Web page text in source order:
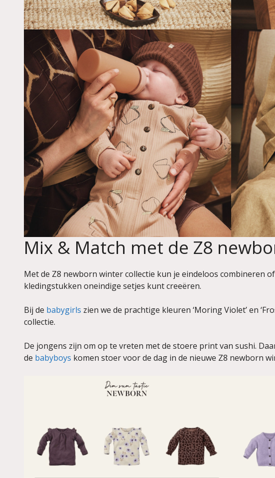
Mix & Match met de Z8
Met de Z8 newborn winter collectie kun je eindeloos combineren
kledingstukken oneindige setjes kunt creeëren.
Bij de babygirls zien we de prachtige kleuren ‘Moring Violet’ en
collectie.
De jongens zijn om op te vreten met de stoere print van sushi.
de babyboys komen stoer voor de dag in de nieuwe Z8 newborn